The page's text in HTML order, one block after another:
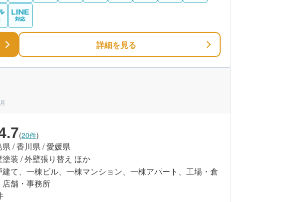
詳細を見る
(20件)
県 / 香川県 / 愛媛県
塗装 / 外壁張り替え ほか
建て、一棟ビル、一棟マンション、一棟アパート、工場・倉
店舗・事務所